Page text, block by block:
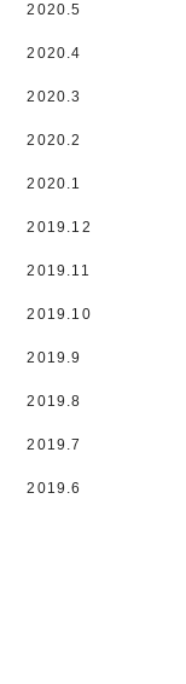
2020.5
2020.4
2020.3
2020.2
2020.1
2019.12
2019.11
2019.10
2019.9
2019.8
2019.7
2019.6